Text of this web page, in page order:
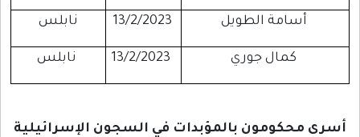
13/2/2023 نابلس
13/2/2023
أسرى محكومون بالمؤبدات في السجون الإسرائيلية